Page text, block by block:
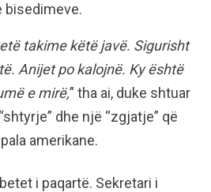
bisedimeve.
takime këtë javë. Sigurisht
Anijet po kalojnë. Ky është
e mirë,” tha ai, duke shtuar
dhe një “zgjatje” që
amerikane.
i paqartë. Sekretari i